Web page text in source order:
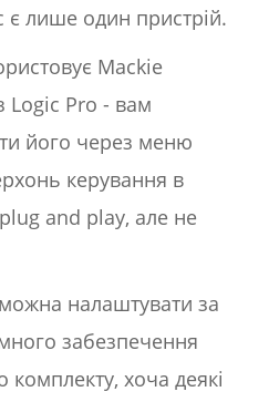
є лише один пристрій.
Mackie
Logic Pro - вам
його через меню
керування в
and play, але не
налаштувати за
забезпечення
хоча деякі